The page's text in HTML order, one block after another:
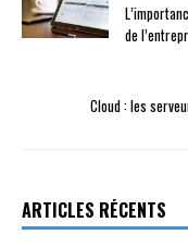
de
Cloud : les
ARTICLES RÉCENTS